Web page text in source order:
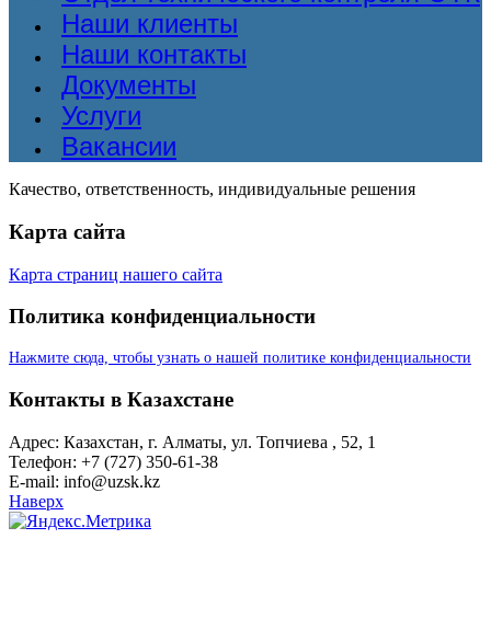
Наши клиенты
Наши контакты
Документы
Услуги
Вакансии
Качество, ответственность, индивидуальные решения
Карта сайта
Карта страниц нашего сайта
Политика конфиденциальности
Нажмите сюда, чтобы узнать о нашей политике конфиденциальности
Контакты в Казахстане
Адрес: Казахстан, г. Алматы, ул. Топчиева , 52, 1
Телефон: +7 (727) 350-61-38
E-mail: info@uzsk.kz
Наверх